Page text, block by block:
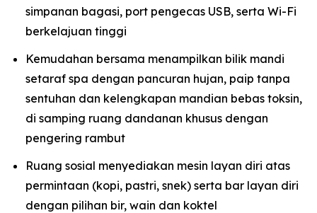
simpanan bagasi, port pengecas USB, serta Wi-Fi
berkelajuan tinggi
Kemudahan bersama menampilkan bilik mandi
setaraf spa dengan pancuran hujan, paip tanpa
sentuhan dan kelengkapan mandian bebas toksin,
di samping ruang dandanan khusus dengan
pengering rambut
Ruang sosial menyediakan mesin layan diri atas
permintaan (kopi, pastri, snek) serta bar layan diri
dengan pilihan bir, wain dan koktel